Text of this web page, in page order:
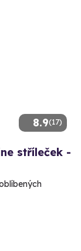
8.9(17)
stříleček -